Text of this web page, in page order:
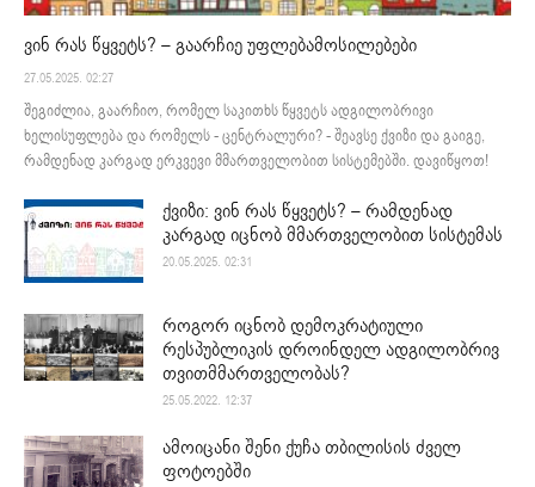
ვინ რას წყვეტს? – გაარჩიე უფლებამოსილებები
27.05.2025. 02:27
შეგიძლია, გაარჩიო, რომელ საკითხს წყვეტს ადგილობრივი
ხელისუფლება და რომელს - ცენტრალური? - შეავსე ქვიზი და გაიგე,
რამდენად კარგად ერკვევი მმართველობით სისტემებში. დავიწყოთ!
ქვიზი: ვინ რას წყვეტს? – რამდენად
კარგად იცნობ მმართველობით სისტემას
20.05.2025. 02:31
როგორ იცნობ დემოკრატიული
რესპუბლიკის დროინდელ ადგილობრივ
თვითმმართველობას?
25.05.2022. 12:37
ამოიცანი შენი ქუჩა თბილისის ძველ
ფოტოებში